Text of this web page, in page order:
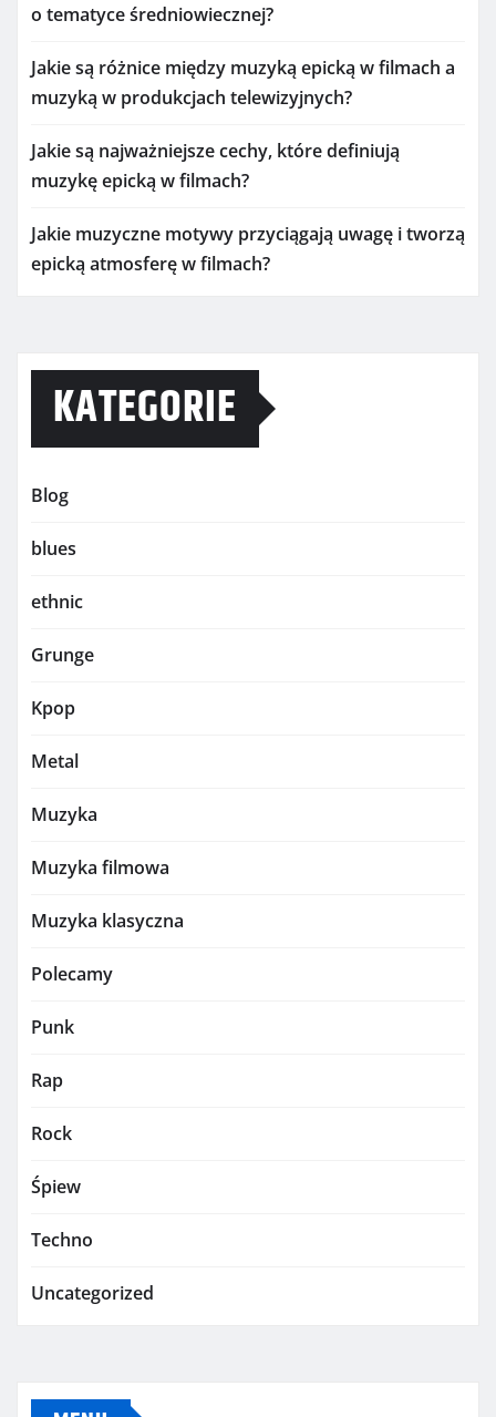
o tematyce średniowiecznej?
Jakie są różnice między muzyką epicką w filmach a
muzyką w produkcjach telewizyjnych?
Jakie są najważniejsze cechy, które definiują
muzykę epicką w filmach?
Jakie muzyczne motywy przyciągają uwagę i tworzą
epicką atmosferę w filmach?
KATEGORIE
Blog
blues
ethnic
Grunge
Kpop
Metal
Muzyka
Muzyka filmowa
Muzyka klasyczna
Polecamy
Punk
Rap
Rock
Śpiew
Techno
Uncategorized